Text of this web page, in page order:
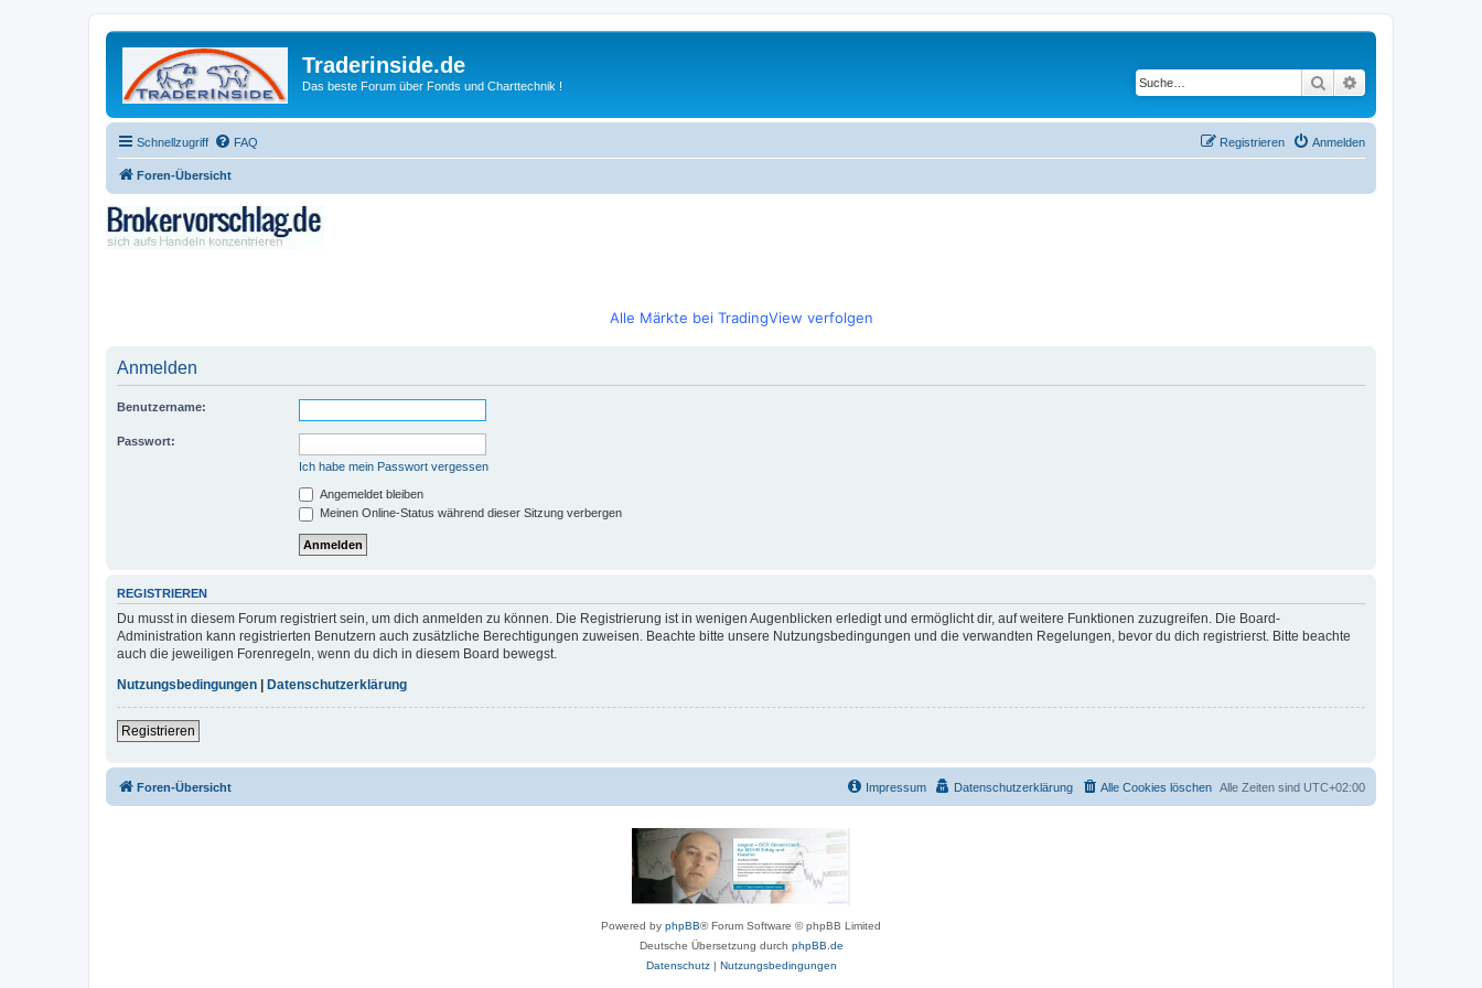
Traderinside.de
Das beste Forum über Fonds und Charttechnik ! Suche
Schnellzugriff FAQ Anmelden
Registrieren
Foren-Übersicht
Alle Märkte bei TradingView verfolgen
Anmelden
Benutzername:
Passwort:
Ich habe mein Passwort vergessen
Angemeldet bleiben
Meinen Online-Status während dieser Sitzung verbergen
REGISTRIEREN
Du musst in diesem Forum registriert sein, um dich anmelden zu können. Die Registrierung ist in wenigen Augenblicken erledigt und ermöglicht dir, auf weitere Funktionen zuzugreifen. Die Board-
Administration kann registrierten Benutzern auch zusätzliche Berechtigungen zuweisen. Beachte bitte unsere Nutzungsbedingungen und die verwandten Regelungen, bevor du dich registrierst. Bitte beachte
auch die jeweiligen Forenregeln, wenn du dich in diesem Board bewegst.
Nutzungsbedingungen
Datenschutzerklärung
Registrieren
Foren-Übersicht Alle Zeiten sind UTC+02:00
Alle Cookies löschen
Datenschutzerklärung
Impressum
Powered by phpBB® Forum Software © phpBB Limited
Deutsche Übersetzung durch phpBB.de
Datenschutz| Nutzungsbedingungen